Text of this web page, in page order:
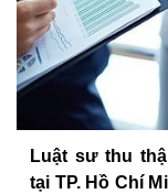
Luật sư thu
tại TP. Hồ Chí